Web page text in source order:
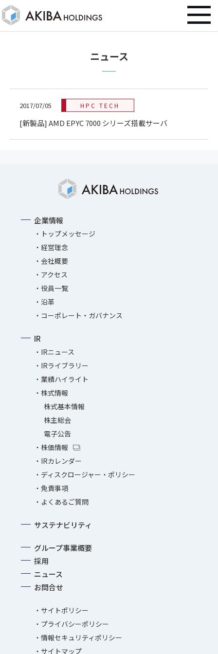
ニュース
2017/07/05 HPC TECH
[新製品] AMD EPYC 7000 シリーズ搭載サーバ
企業情報
トップメッセージ
経営理念
会社概要
アクセス
役員一覧
沿革
コーポレート・ガバナンス
IR
IRニュース
IRライブラリー
業績ハイライト
株式情報
株式基本情報
株主総会
電子公告
株価情報
IRカレンダー
ディスクロージャー・ポリシー
免責事項
よくあるご質問
サステナビリティ
グループ事業概要
採用
ニュース
お問合せ
サイトポリシー
プライバシーポリシー
情報セキュリティポリシー
サイトマップ